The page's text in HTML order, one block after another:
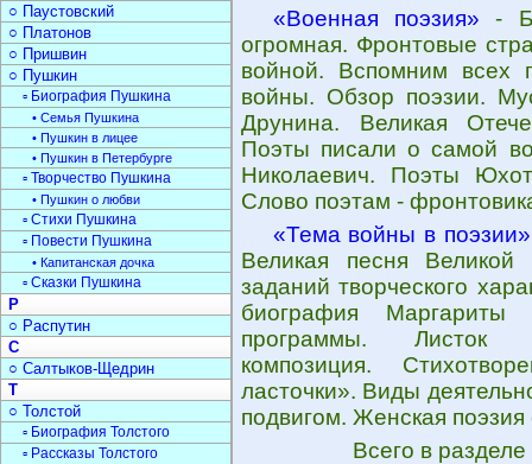
«Военная поэзия» -
огромная. Фронтовые
войной. Вспомним всех
войны. Обзор поэзии.
Друнина. Великая
Поэты писали о самой
Николаевич. Поэты
Слово поэтам -
«Тема войны в поэзии»
Великая песня Великой
заданий творческого
биография Маргариты
программы. Листок
композиция.
ласточки». Виды
подвигом. Женская поэзия
Всего в разделе
○ Паустовский
○ Платонов
○ Пришвин
○ Пушкин
▫ Биография Пушкина
• Семья Пушкина
• Пушкин в лицее
• Пушкин в Петербурге
▫ Творчество Пушкина
• Пушкин о любви
▫ Стихи Пушкина
▫ Повести Пушкина
• Капитанская дочка
▫ Сказки Пушкина
Р
○ Распутин
С
○ Салтыков-Щедрин
Т
○ Толстой
▫ Биография Толстого
▫ Рассказы Толстого